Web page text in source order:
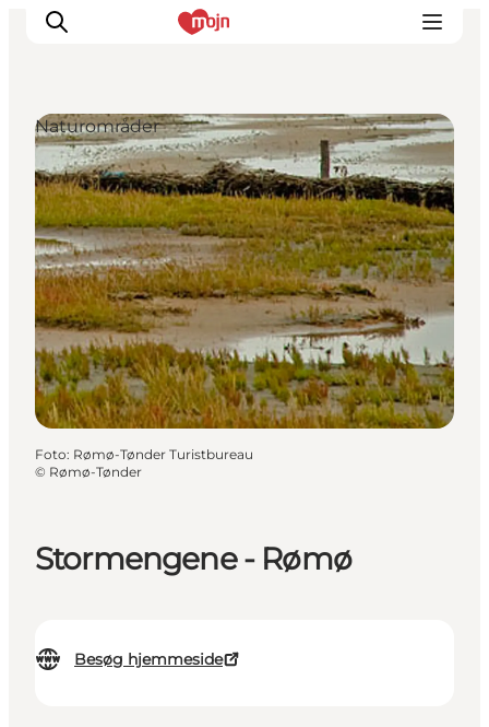
Oplevelser
Byer & Steder
Det sker
Overnatning
Planlæg din ferie
Booking
Stormengene - Rømø
Besøg hjemmeside
Naturområder
Foto: Rømø-Tønder Turistbureau
© Rømø-Tønder